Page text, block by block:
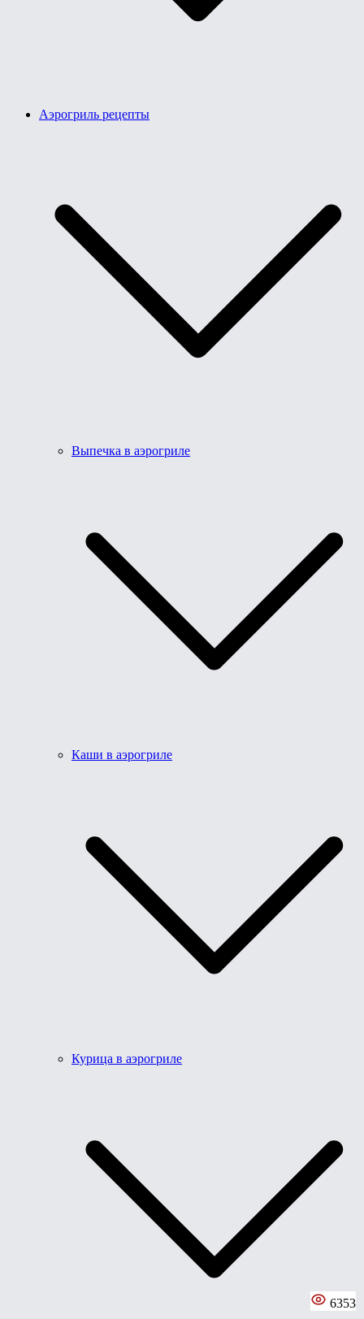
Аэрогриль рецепты
Выпечка в аэрогриле
Каши в аэрогриле
Курица в аэрогриле
6353